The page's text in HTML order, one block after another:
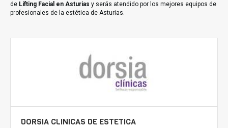
de Lifting Facial en Asturias y serás atendido por los mejores equipos de
profesionales de la estética de Asturias.
DORSIA CLINICAS DE ESTETICA